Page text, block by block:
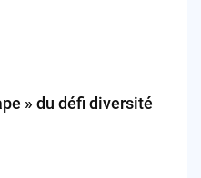
» du défi diversité